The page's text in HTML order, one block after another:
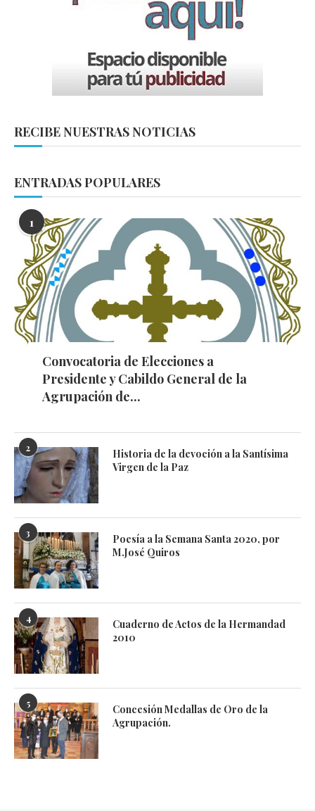
RECIBE NUESTRAS NOTICIAS
ENTRADAS POPULARES
1
Convocatoria de Elecciones a
Presidente y Cabildo General de la
Agrupación de...
2
Historia de la devoción a la Santísima
Virgen de la Paz
3
Poesía a la Semana Santa 2020, por
M.José Quiros
4
Cuaderno de Actos de la Hermandad
2010
5
Concesión Medallas de Oro de la
Agrupación.